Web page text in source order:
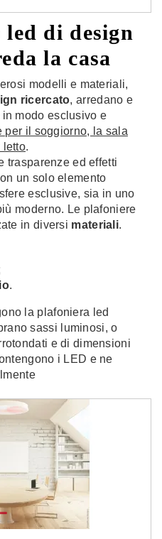
di design
la casa
modelli e materiali,
ricercato, arredano e
modo esclusivo e
per il soggiorno, la sala
letto.
trasparenze ed effetti
un solo elemento
esclusive, sia in uno
moderno. Le plafoniere
in diversi materiali.
.
la plafoniera led
sassi luminosi, o
e di dimensioni
i LED e ne